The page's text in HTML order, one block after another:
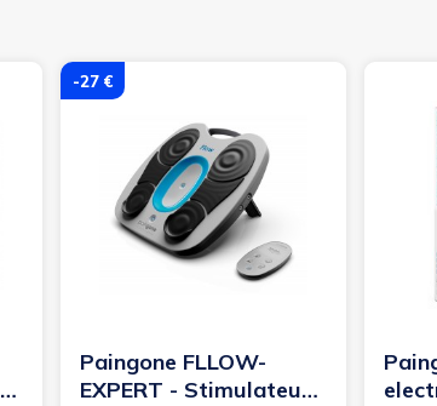
-27 €
Paingone FLLOW-
EXPERT - Stimulateur